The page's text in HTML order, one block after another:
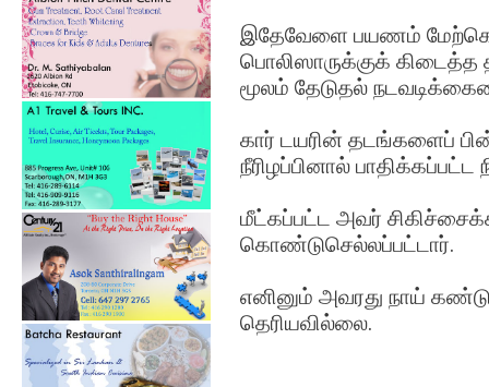
இதேவேளை பயணம்
பொலிஸாருக்குக்
மூலம் தேடுதல்
கார் டயரின் தடங்களைப்
நீரிழப்பினால்
மீட்கப்பட்ட அவர்
கொண்டுசெல்லப்பட்டார்.
எனினும் அவரது நாய்
தெரியவில்லை.